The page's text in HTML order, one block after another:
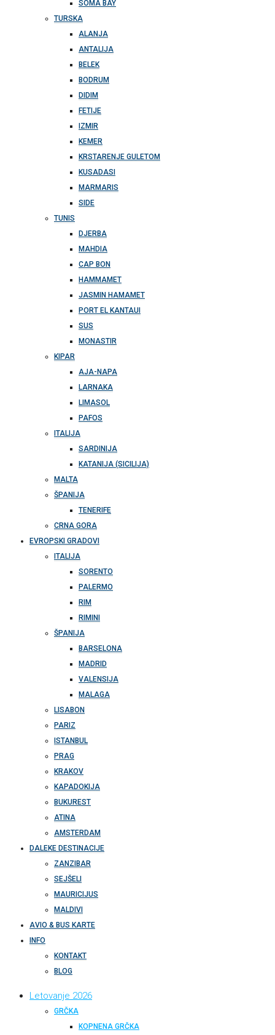
SOMA BAY
TURSKA
ALANJA
ANTALIJA
BELEK
BODRUM
DIDIM
FETIJE
IZMIR
KEMER
KRSTARENJE GULETOM
KUSADASI
MARMARIS
SIDE
TUNIS
DJERBA
MAHDIA
CAP BON
HAMMAMET
JASMIN HAMAMET
PORT EL KANTAUI
SUS
MONASTIR
KIPAR
AJA-NAPA
LARNAKA
LIMASOL
PAFOS
ITALIJA
SARDINIJA
KATANIJA (SICILIJA)
MALTA
ŠPANIJA
TENERIFE
CRNA GORA
EVROPSKI GRADOVI
ITALIJA
SORENTO
PALERMO
RIM
RIMINI
ŠPANIJA
BARSELONA
MADRID
VALENSIJA
MALAGA
LISABON
PARIZ
ISTANBUL
PRAG
KRAKOV
KAPADOKIJA
BUKUREST
ATINA
AMSTERDAM
DALEKE DESTINACIJE
ZANZIBAR
SEJŠELI
MAURICIJUS
MALDIVI
AVIO & BUS KARTE
INFO
KONTAKT
BLOG
Letovanje 2026
GRČKA
KOPNENA GRČKA